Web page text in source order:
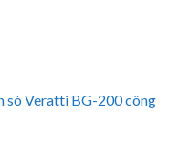
sò Veratti BG-200 công